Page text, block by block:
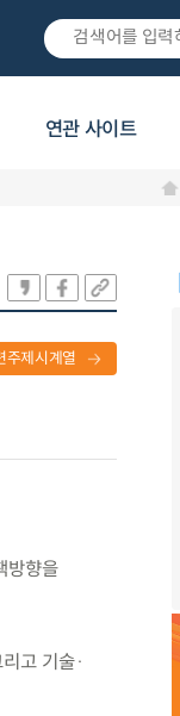
연관 사이트
주제시계열
방향을
고 기술·